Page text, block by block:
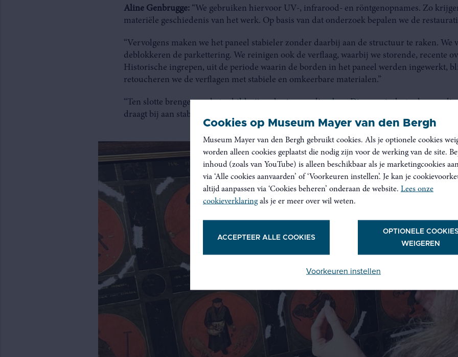
Cookies op Museum Mayer van den Bergh
Museum Mayer van den Bergh gebruikt cookies. Als je optionele cookies
worden alleen cookies geplaatst die nodig zijn voor de werking van de site.
inhoud (zoals van YouTube) is alleen beschikbaar als je marketingcookies
via ‘Alle cookies aanvaarden’ of ‘Voorkeuren instellen’. Je kan je
altijd aanpassen via ‘Cookies beheren’ onderaan de website. Lees onze
cookieverklaringals je er meer over wil weten.
ACCEPTEER ALLE COOKIES
OPTIONELE
WEIGEREN
Voorkeuren instellen
Aline Genbrugge: “We gebruiken hiervoor UV-, infrarood- en röntgenopnames. Zo
materiële geschiedenis van het werk. Op basis van dat onderzoek bepalen we de
“Vervolgens maken we het paneel stabieler zonder daarbij aan de structuur te raken.
deblokkeren de parkettering. We reinigen ook de verflaag, waarbij we storende, recente
Historische ingrepen, uit de periode waarin de borden in het paneel werden ingewerkt,
retoucheren we de verflagen met stabiele en omkeerbare materialen.”
“Ten slotte brengen we het schilderij onder in een climabox. Die vermindert
draagt bij aan stabielere bewaaromstandigheden.” (Lees verder onder de afbeelding.)